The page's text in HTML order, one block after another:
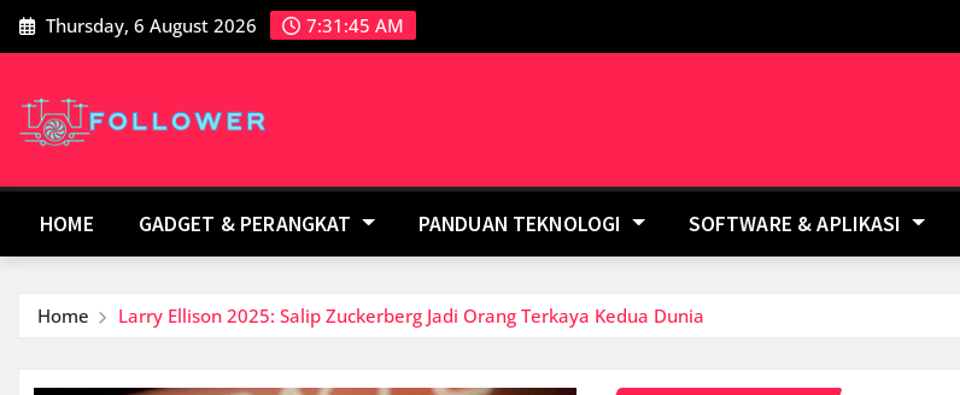
Skip
to
Thursday, 6 August 2026 7:31:46 AM
HOME GADGET & PERANGKAT PANDUAN TEKNOLOGI SOFTWARE & APLIKASI
Home Larry Ellison 2025: Salip Zuckerberg Jadi Orang Terkaya Kedua Dunia